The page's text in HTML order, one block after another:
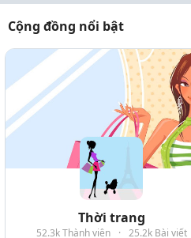
Cộng đồng nổi bật
Thời trang
52.3k Thành viên · 25.2k Bài viết